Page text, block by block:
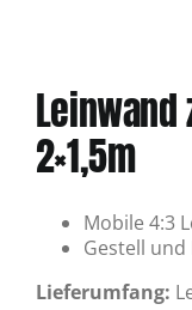
2×1,5m
Mobile 4:3
Gestell
Lieferumfang: